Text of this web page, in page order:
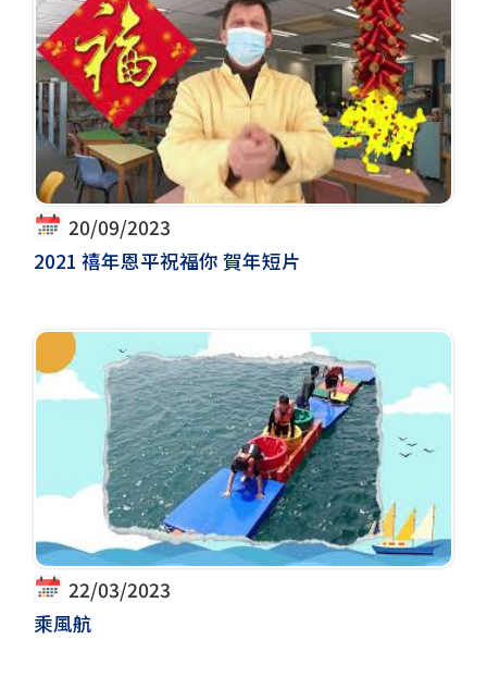
20/09/2023
2021 禧年恩平祝福你 賀年短片
22/03/2023
乘風航